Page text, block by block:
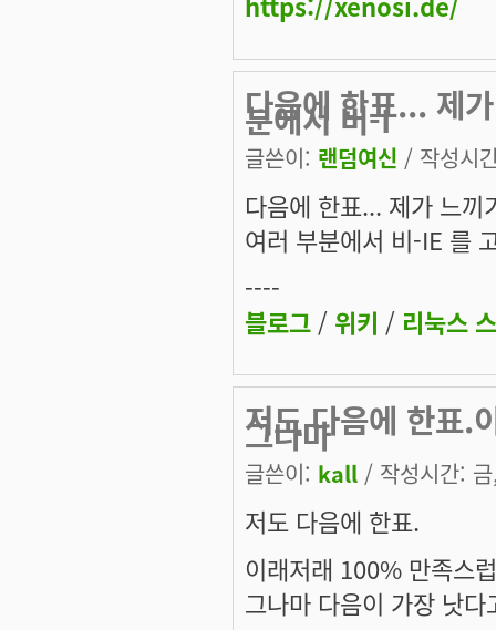
다음에 한표... 제
분에서 비-I
글쓴이: 랜덤여신 / 작성시
다음에 한표... 제가 느끼
여러 부분에서 비-IE 를
----
블로그 / 위키 / 리눅스
저도 다음에 한표.
그나마
글쓴이: kall / 작성시간:
저도 다음에 한표.
이래저래 100% 만족스
그나마 다음이 가장 낫다